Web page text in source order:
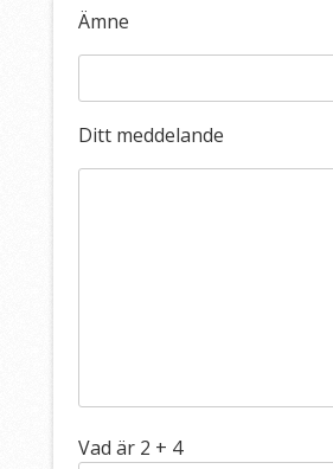
Ämne
Ditt meddelande
Vad är 2 + 4